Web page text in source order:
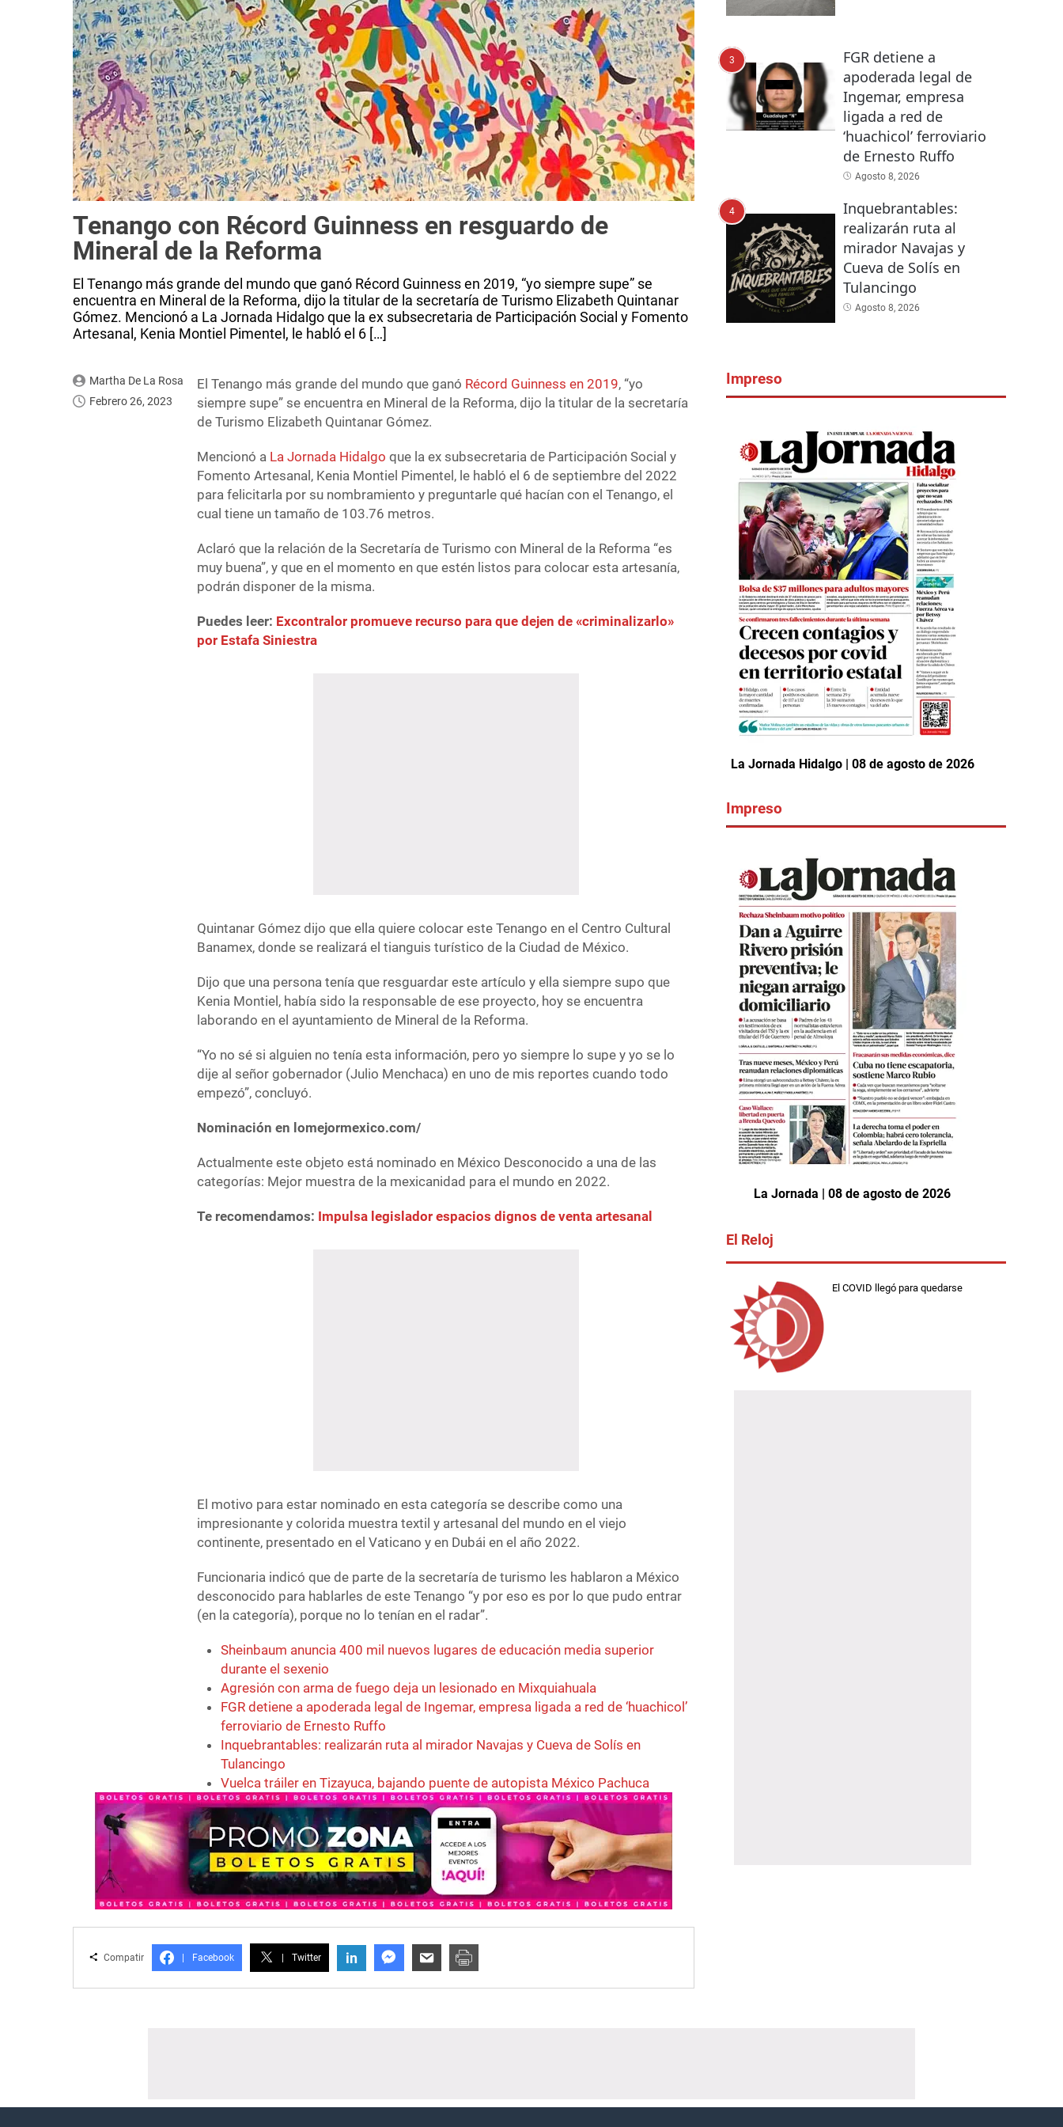
Tenango con Récord Guinness en resguardo de
Mineral de la Reforma
El Tenango más grande del mundo que ganó Récord Guinness en 2019, “yo siempre supe” se
encuentra en Mineral de la Reforma, dijo la titular de la secretaría de Turismo Elizabeth Quintanar
Gómez. Mencionó a La Jornada Hidalgo que la ex subsecretaria de Participación Social y Fomento
Artesanal, Kenia Montiel Pimentel, le habló el 6 […]
Martha De La Rosa
Febrero 26, 2023
El Tenango más grande del mundo que ganó Récord Guinness en 2019, “yo
siempre supe” se encuentra en Mineral de la Reforma, dijo la titular de la secretaría
de Turismo Elizabeth Quintanar Gómez.
Mencionó a La Jornada Hidalgo que la ex subsecretaria de Participación Social y
Fomento Artesanal, Kenia Montiel Pimentel, le habló el 6 de septiembre del 2022
para felicitarla por su nombramiento y preguntarle qué hacían con el Tenango, el
cual tiene un tamaño de 103.76 metros.
Aclaró que la relación de la Secretaría de Turismo con Mineral de la Reforma “es
muy buena”, y que en el momento en que estén listos para colocar esta artesanía,
podrán disponer de la misma.
Puedes leer: Excontralor promueve recurso para que dejen de «criminalizarlo»
por Estafa Siniestra
Quintanar Gómez dijo que ella quiere colocar este Tenango en el Centro Cultural
Banamex, donde se realizará el tianguis turístico de la Ciudad de México.
Dijo que una persona tenía que resguardar este artículo y ella siempre supo que
Kenia Montiel, había sido la responsable de ese proyecto, hoy se encuentra
laborando en el ayuntamiento de Mineral de la Reforma.
“Yo no sé si alguien no tenía esta información, pero yo siempre lo supe y yo se lo
dije al señor gobernador (Julio Menchaca) en uno de mis reportes cuando todo
empezó”, concluyó.
Nominación en lomejormexico.com/
Actualmente este objeto está nominado en México Desconocido a una de las
categorías: Mejor muestra de la mexicanidad para el mundo en 2022.
Te recomendamos: Impulsa legislador espacios dignos de venta artesanal
El motivo para estar nominado en esta categoría se describe como una
impresionante y colorida muestra textil y artesanal del mundo en el viejo
continente, presentado en el Vaticano y en Dubái en el año 2022.
Funcionaria indicó que de parte de la secretaría de turismo les hablaron a México
desconocido para hablarles de este Tenango “y por eso es por lo que pudo entrar
(en la categoría), porque no lo tenían en el radar”.
Sheinbaum anuncia 400 mil nuevos lugares de educación media superior
durante el sexenio
Agresión con arma de fuego deja un lesionado en Mixquiahuala
FGR detiene a apoderada legal de Ingemar, empresa ligada a red de ‘huachicol’
ferroviario de Ernesto Ruffo
Inquebrantables: realizarán ruta al mirador Navajas y Cueva de Solís en
Tulancingo
Vuelca tráiler en Tizayuca, bajando puente de autopista México Pachuca
Compatir Facebook Twitter in
3
FGR detiene a
apoderada legal de
Ingemar, empresa
ligada a red de
‘huachicol’ ferroviario
de Ernesto Ruffo
Agosto 8, 2026
4
Inquebrantables:
realizarán ruta al
mirador Navajas y
Cueva de Solís en
Tulancingo
Agosto 8, 2026
Impreso
La Jornada Hidalgo | 08 de agosto de 2026
Impreso
La Jornada | 08 de agosto de 2026
El Reloj
El COVID llegó para quedarse